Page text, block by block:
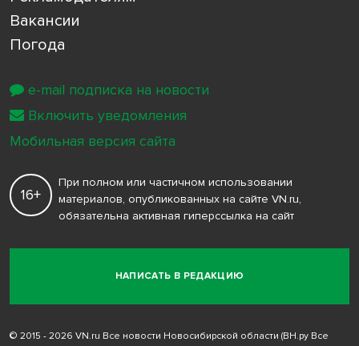
Вакансии
Погода
НАПИСАТЬ В РЕДАКЦИЮ
16+
При полном или частичном использовании
материалов, опубликованных на сайте VN.ru,
обязательна активная гиперссылка на сайт
© 2015 - 2026 VN.ru Все новости Новосибирской области (ВН.ру Все
e-mail подписка на новости
Включить уведомления
Мобильная версия сайта